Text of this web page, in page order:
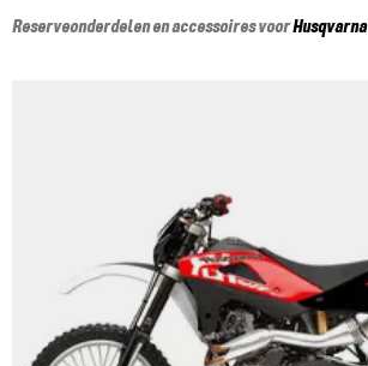
Reserveonderdelen en accessoires voorHusqvarna